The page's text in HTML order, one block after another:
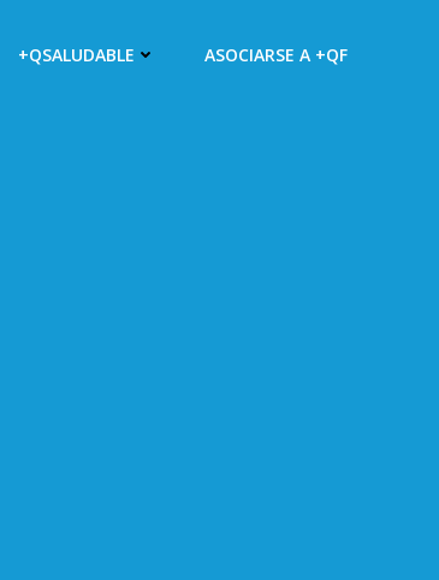
+QSALUDABLE ASOCIARSE A +QF